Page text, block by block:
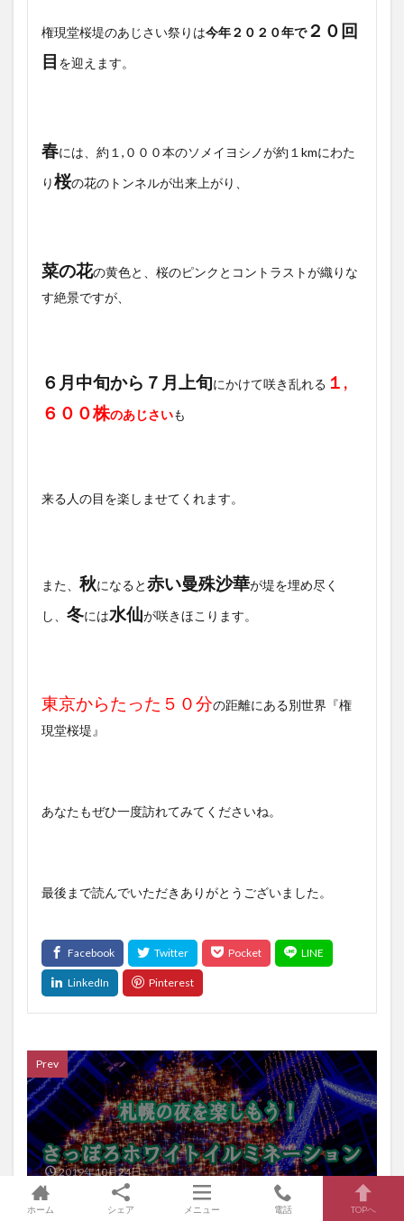
権現堂桜堤のあじさい祭りは今年２０２０年で２０回
目 を迎えます。
春には、約１,０００本のソメイヨシノが約１kmにわた
り桜の花のトンネルが出来上がり、
菜の花の黄色と、桜のピンクとコントラストが織りな
す絶景ですが、
６月中旬から７月上旬にかけて咲き乱れる １,
６００株のあじさいも
来る人の目を楽しませてくれます。
また、 秋になると赤い曼殊沙華が堤を埋め尽く
し、 冬には水仙が咲きほこります。
東京からたった５０分の距離にある別世界『権
現堂桜堤』
あなたもぜひ一度訪れてみてくださいね。
最後まで読んでいただきありがとうございました。
Prev
2019年10月24日
２０１９さっぽろホワイトイルミネーションの日程
やアクセスをご紹介
ホーム シェア メニュー 電話 TOPへ